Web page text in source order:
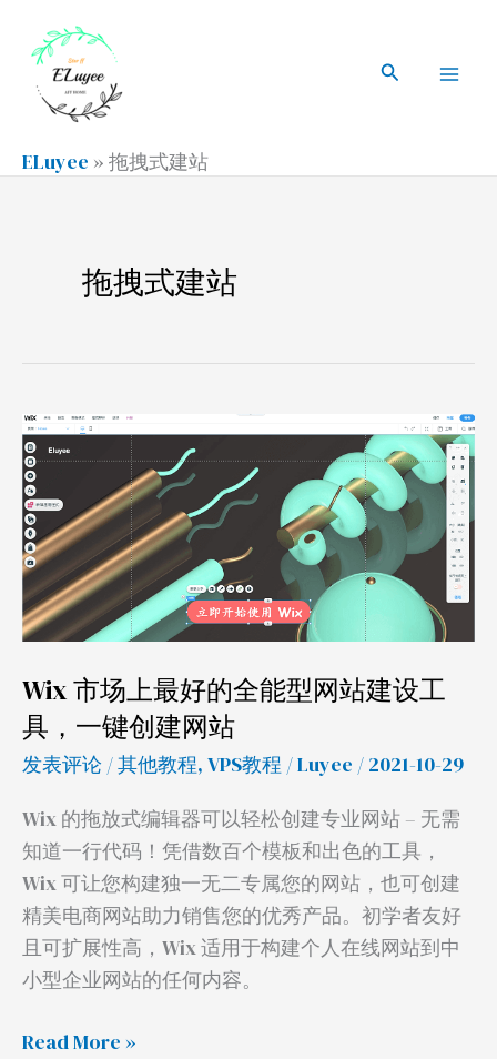
搜
ELuyee » 拖拽式建站
拖拽式建站
Wix 市场上最好的全能型网站建设工
具，一键创建网站
发表评论 /其他教程, VPS教程 /Luyee / 2021-10-29
Wix 的拖放式编辑器可以轻松创建专业网站 – 无需
知道一行代码！凭借数百个模板和出色的工具，
Wix 可让您构建独一无二专属您的网站，也可创建
精美电商网站助力销售您的优秀产品。初学者友好
且可扩展性高，Wix 适用于构建个人在线网站到中
小型企业网站的任何内容。
Wix
市
场
上
最
好
的
能
型
网
站
建
设
工
具，
一
键
建
Read More »
索